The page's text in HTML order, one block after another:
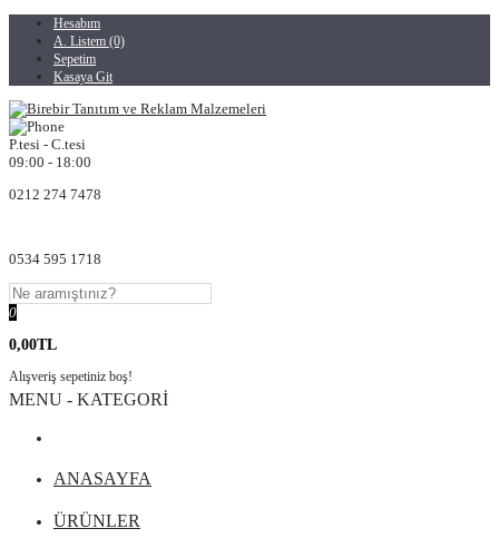
Hesabım
A. Listem (0)
Sepetim
Kasaya Git
P.tesi - C.tesi
09:00 - 18:00
0212 274 7478
0534 595 1718
0
0,00TL
Alışveriş sepetiniz boş!
MENU - KATEGORİ
ANASAYFA
ÜRÜNLER